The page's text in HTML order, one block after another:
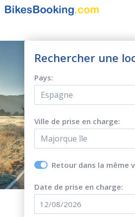
Rechercher une
Pays:
Espagne
Ville de prise en charge:
Majorque île
Retour dans la même
Date de prise en charge: